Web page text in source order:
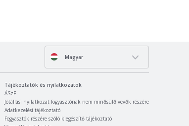
Magyar
Tájékoztatók és nyilatkozatok
ÁSzF
Jótállási nyilatkozat fogyasztónak nem minősülő vevők részére
Adatkezelési tájékoztató
Fogyasztók részére szóló kiegészítő tájékoztató